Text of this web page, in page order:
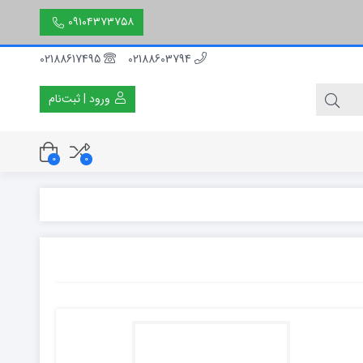
۰۹۱۰۴۳۷۳۷۵۸
02188617495
ورود | ثبت‌نام
0
0